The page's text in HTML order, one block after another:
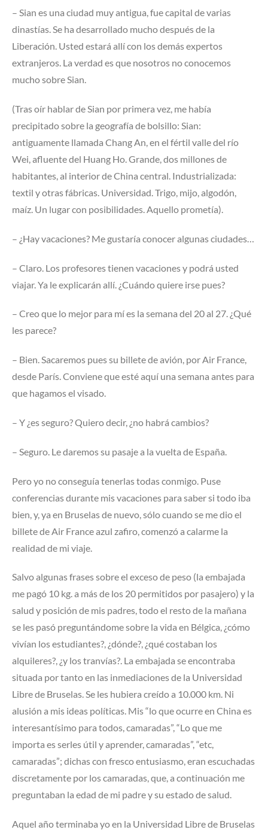
– Sian es una ciudad muy antigua, fue capital de varias
dinastías. Se ha desarrollado mucho después de la
Liberación. Usted estará allí con los demás expertos
extranjeros. La verdad es que nosotros no conocemos
mucho sobre Sian.
(Tras oír hablar de Sian por primera vez, me había
precipitado sobre la geografía de bolsillo: Sian:
antiguamente llamada Chang An, en el fértil valle del río
Wei, afluente del Huang Ho. Grande, dos millones de
habitantes, al interior de China central. Industrializada:
textil y otras fábricas. Universidad. Trigo, mijo, algodón,
maíz. Un lugar con posibilidades. Aquello prometía).
– ¿Hay vacaciones? Me gustaría conocer algunas ciudades…
– Claro. Los profesores tienen vacaciones y podrá usted
viajar. Ya le explicarán allí. ¿Cuándo quiere irse pues?
– Creo que lo mejor para mí es la semana del 20 al 27. ¿Qué
les parece?
– Bien. Sacaremos pues su billete de avión, por Air France,
desde París. Conviene que esté aquí una semana antes para
que hagamos el visado.
– Y ¿es seguro? Quiero decir, ¿no habrá cambios?
– Seguro. Le daremos su pasaje a la vuelta de España.
Pero yo no conseguía tenerlas todas conmigo. Puse
conferencias durante mis vacaciones para saber si todo iba
bien, y, ya en Bruselas de nuevo, sólo cuando se me dio el
billete de Air France azul zafiro, comenzó a calarme la
realidad de mi viaje.
Salvo algunas frases sobre el exceso de peso (la embajada
me pagó 10 kg. a más de los 20 permitidos por pasajero) y la
salud y posición de mis padres, todo el resto de la mañana
se les pasó preguntándome sobre la vida en Bélgica, ¿cómo
vivían los estudiantes?, ¿dónde?, ¿qué costaban los
alquileres?, ¿y los tranvías?. La embajada se encontraba
situada por tanto en las inmediaciones de la Universidad
Libre de Bruselas. Se les hubiera creído a 10.000 km. Ni
alusión a mis ideas políticas. Mis “lo que ocurre en China es
interesantísimo para todos, camaradas”, “Lo que me
importa es serles útil y aprender, camaradas”, “etc,
camaradas”; dichas con fresco entusiasmo, eran escuchadas
discretamente por los camaradas, que, a continuación me
preguntaban la edad de mi padre y su estado de salud.
Aquel año terminaba yo en la Universidad Libre de Bruselas